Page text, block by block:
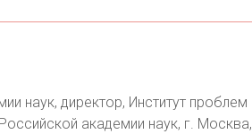
наук, директор, Институт проблем
академии наук, г. Москва,